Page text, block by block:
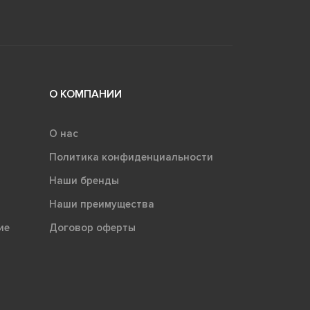
О КОМПАНИИ
О нас
Политика конфиденциальности
Наши бренды
Наши преимущества
Договор оферты